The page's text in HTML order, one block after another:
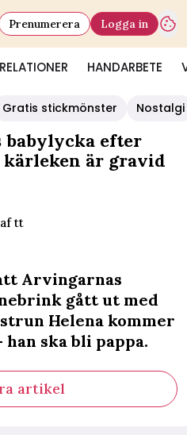
RELATIONER HANDARBETE
Prenumerera Logga in
Gratis stickmönster Nostalgi
babylycka efter
kärleken är gravid
tt
Arvingarnas
gått ut med
Helena kommer
han ska bli pappa.
artikel